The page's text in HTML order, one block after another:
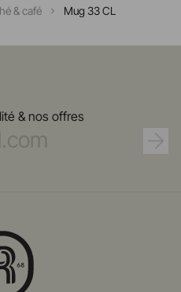
& café Mug 33 CL
& nos offres